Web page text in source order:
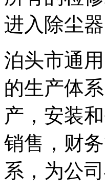
进入除尘器
泊头市通
的生产体
产，安装
销售，财
系，为公